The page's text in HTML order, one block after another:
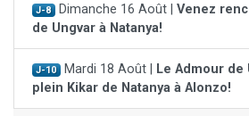
J-8 Dimanche 16 Août | Venez
de Ungvar à Natanya!
J-10 Mardi 18 Août |
Le Admour de
plein Kikar de Natanya à Alonzo!